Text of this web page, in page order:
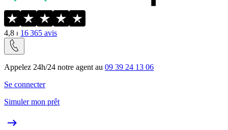
4,8 ⏐ 16 365 avis
Appelez 24h/24 notre agent au 09 39 24 13 06
Se connecter
Simuler mon prêt